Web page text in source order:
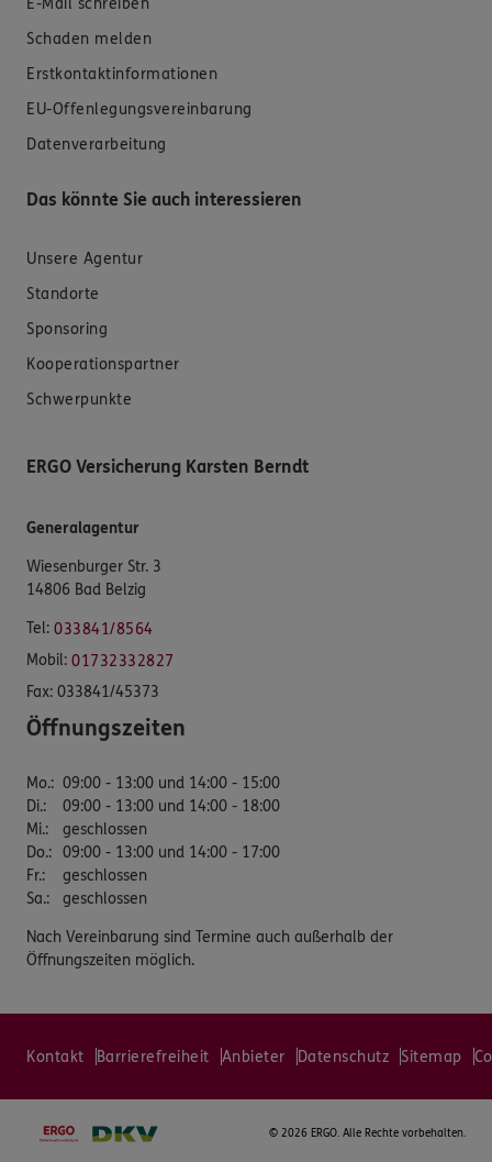
E-Mail schreiben
Schaden melden
Erstkontaktinformationen
EU-Offenlegungsvereinbarung
Datenverarbeitung
Das könnte Sie auch interessieren
Unsere Agentur
Standorte
Sponsoring
Kooperationspartner
Schwerpunkte
ERGO Versicherung Karsten Berndt
Generalagentur
Wiesenburger Str. 3
14806 Bad Belzig
Tel: 033841/8564
Mobil: 01732332827
Fax: 033841/45373
Öffnungszeiten
Mo.: 09:00 - 13:00 und 14:00 - 15:00
Di.:
09:00 - 13:00 und 14:00 - 18:00
Mi.:
geschlossen
Do.: 09:00 - 13:00 und 14:00 - 17:00
Fr.:
geschlossen
Sa.: geschlossen
Nach Vereinbarung sind Termine auch außerhalb der
Öffnungszeiten möglich.
Kontakt Barrierefreiheit Anbieter Datenschutz Sitemap
© 2026 ERGO. Alle Rechte vorbehalten.